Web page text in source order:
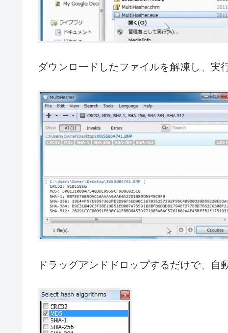
ダウンロードしたファイルを解凍し、実
ドラッグアンドドロップするだけで、自